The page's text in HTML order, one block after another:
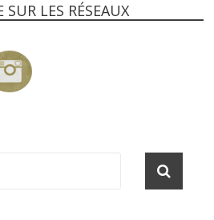
LES RÉSEAUX